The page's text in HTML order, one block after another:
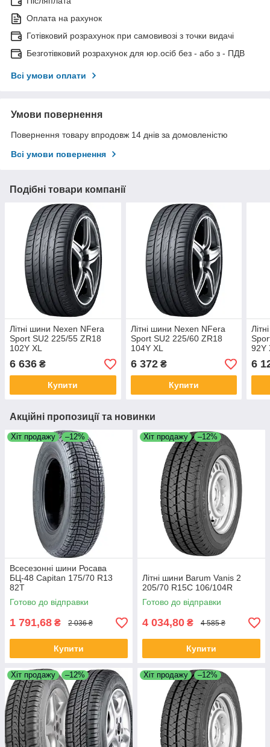
Оплата на рахунок
Готівковий розрахунок при самовивозі з точки видачі
Безготівковий розрахунок для юр.осіб без - або з - ПДВ
Всі умови оплати
Умови повернення
Повернення товару впродовж 14 днів за домовленістю
Всі умови повернення
Подібні товари компанії
Літні шини Nexen NFera
Sport SU2 225/55 ZR18
102Y XL
6 636 ₴
Купити
Літні шини Nexen NFera
Sport SU2 225/60 ZR18
104Y XL
6 372₴
Купити
92Y
6
Акційні пропозиції та новинки
Хіт продажу –12%
Всесезонні шини Росава
БЦ-48 Capitan 175/70 R13
82T
Готово до відправки
1 791,68 ₴ 2 036 ₴
Купити
Хіт продажу –12%
Літні шини Barum Vanis 2
205/70 R15C 106/104R
Готово до відправки
4 034,80 ₴ 4 585 ₴
Купити
Хіт продажу –12% Хіт продажу –12%